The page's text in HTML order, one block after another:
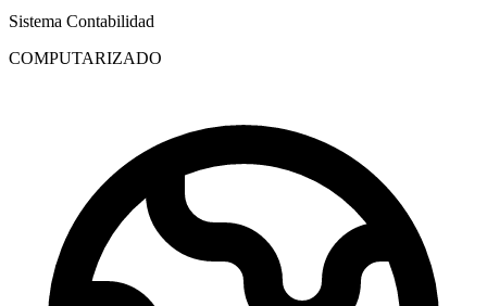
Sistema Contabilidad
COMPUTARIZADO